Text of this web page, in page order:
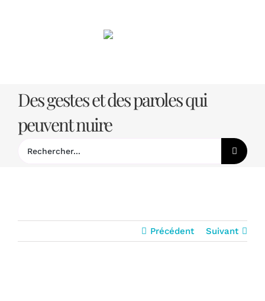
Des gestes et des paroles qui
peuvent nuire
Précédent Suivant